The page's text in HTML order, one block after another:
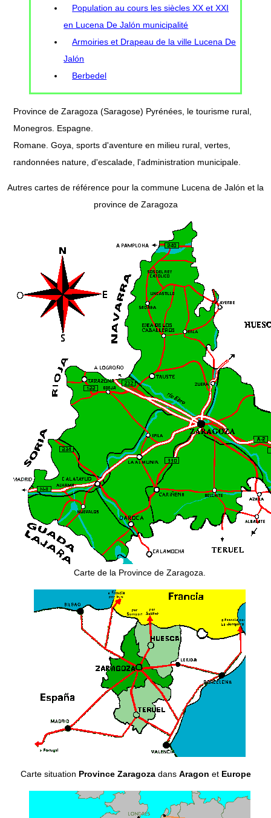
Population au cours les siècles XX et XXI
en Lucena De Jalón municipalité
Armoiries et Drapeau de la ville Lucena De
Jalón
Berbedel
Province de Zaragoza (Saragose) Pyrénées, le tourisme rural,
Monegros. Espagne.
Romane. Goya, sports d'aventure en milieu rural, vertes,
randonnées nature, d'escalade, l'administration municipale.
Autres cartes de référence pour la commune Lucena de Jalón et la
province de Zaragoza
Carte de la Province de Zaragoza.
Carte situation Province Zaragozadans Aragon et Europe